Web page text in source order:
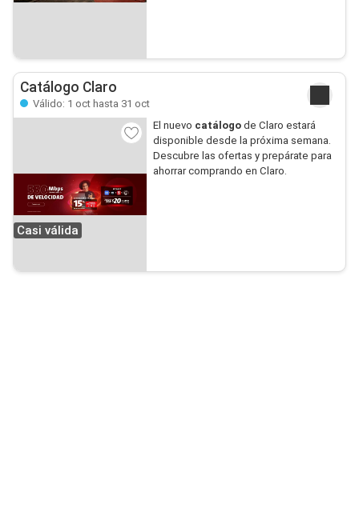
Catálogo Claro
Válido: 1 oct hasta 31 oct
Casi válida
El nuevo catálogode Claro estará
disponible desde la próxima semana.
Descubre las ofertas y prepárate para
ahorrar comprando en Claro.